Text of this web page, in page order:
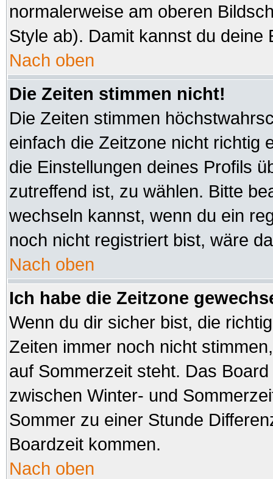
normalerweise am oberen
Style ab). Damit kannst du deine
Nach oben
Die Zeiten stimmen nicht!
Die Zeiten stimmen
einfach die Zeitzone nicht richtig
die Einstellungen deines Profils
zutreffend ist, zu wählen. Bitte
wechseln kannst, wenn du ein
noch nicht registriert bist, wäre
Nach oben
Ich habe die Zeitzone
Wenn du dir sicher bist, die
Zeiten immer noch nicht
auf Sommerzeit steht. Das
zwischen Winter- und
Sommer zu einer Stunde
Boardzeit kommen.
Nach oben